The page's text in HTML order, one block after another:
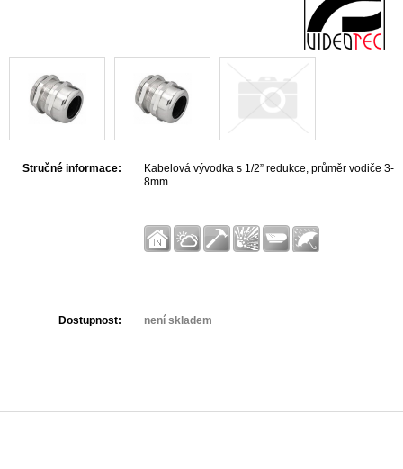
Stručné informace:
Kabelová vývodka s 1/2” redukce, průměr vodiče 3-
8mm
Dostupnost: není skladem